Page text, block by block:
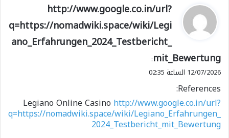
ي
ق
و
ل
http://www.google.co.in/url?
q=https://nomadwiki.space/wiki/Legi
ano_Erfahrungen_2024_Testbericht_
mit_Bewertung
:
12/07/2026 الساعة 02:35
References:
Legiano Online Casino http://www.google.co.in/url?
q=https://nomadwiki.space/wiki/Legiano_Erfahrungen_
2024_Testbericht_mit_Bewertung